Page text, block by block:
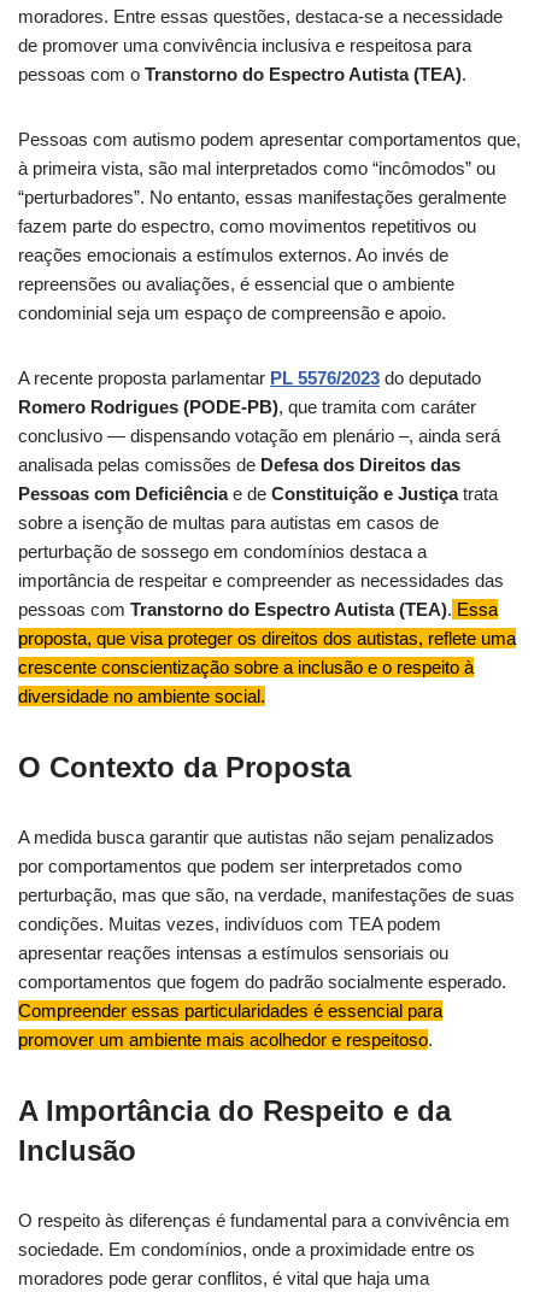
moradores. Entre essas questões, destaca-se a necessidade
de promover uma convivência inclusiva e respeitosa para
pessoas com o Transtorno do Espectro Autista (TEA).
Pessoas com autismo podem apresentar comportamentos que,
à primeira vista, são mal interpretados como “incômodos” ou
“perturbadores”. No entanto, essas manifestações geralmente
fazem parte do espectro, como movimentos repetitivos ou
reações emocionais a estímulos externos. Ao invés de
repreensões ou avaliações, é essencial que o ambiente
condominial seja um espaço de compreensão e apoio.
A recente proposta parlamentar PL 5576/2023 do deputado
Romero Rodrigues (PODE-PB), que tramita com caráter
conclusivo — dispensando votação em plenário –, ainda será
analisada pelas comissões de Defesa dos Direitos das
Pessoas com Deficiênciae de Constituição e Justiçatrata
sobre a isenção de multas para autistas em casos de
perturbação de sossego em condomínios destaca a
importância de respeitar e compreender as necessidades das
pessoas com Transtorno do Espectro Autista (TEA). Essa
proposta, que visa proteger os direitos dos autistas, reflete uma
crescente conscientização sobre a inclusão e o respeito à
diversidade no ambiente social.
O Contexto da Proposta
A medida busca garantir que autistas não sejam penalizados
por comportamentos que podem ser interpretados como
perturbação, mas que são, na verdade, manifestações de suas
condições. Muitas vezes, indivíduos com TEA podem
apresentar reações intensas a estímulos sensoriais ou
comportamentos que fogem do padrão socialmente esperado.
Compreender essas particularidades é essencial para
promover um ambiente mais acolhedor e respeitoso.
A Importância do Respeito e da
Inclusão
O respeito às diferenças é fundamental para a convivência em
sociedade. Em condomínios, onde a proximidade entre os
moradores pode gerar conflitos, é vital que haja uma